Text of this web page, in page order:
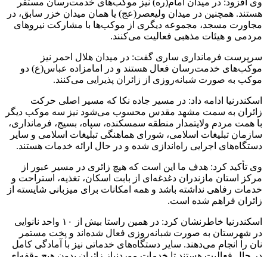
هستند. همچنین در میدان ولیعصر(عج) یا همان میدان خزر سابق، در
مجاورت مسجد، مجموعه دیگری از موکب‌ها با مشارکت نیروهای
مردمی و هیئات مذهبی فعالیت می‌کنند.
سرپرست فرمانداری ساری گفت: در میدان هلال احمر نیز
موکب‌های خدمت‌رسان فعال هستند و در امامزاده عباس(ع) دو
موکب به صورت شبانه‌روزی از زائران پذیرایی می‌کنند.
اسکندرنیا ادامه داد: در مسیر جاده نکا که مسیر اصلی حرکت
زائران به سمت مشهد مقدس محسوب می‌شود نیز سه موکب دیگر
با همت مردم ولایتمدار منطقه سمسکنده، سپاه، بسیج، فرمانداری،
سازمان تبلیغات اسلامی، شورای هماهنگی تبلیغات اسلامی و سایر
دستگاه‌های اجرایی راه‌اندازی شده و در حال ارائه خدمات هستند.
وی تأکید کرد: هدف ما این است که هیچ زائری در مسیر عبور از
مرکز استان مازندران دغدغه‌ای از بابت اسکان، تغذیه، استراحت و
خدمات رفاهی نداشته باشد و همه امکانات برای میزبانی شایسته از
زائران فراهم شده است.
اسکندرنیا خاطرنشان کرد: در همین راستا بیش از ۱۰ واحد نانوایی
در شهرستان به صورت شبانه‌روزی فعال شده‌اند و پخت مستمر
نان را انجام می‌دهند. سایر دستگاه‌های خدماتی نیز با آمادگی کامل